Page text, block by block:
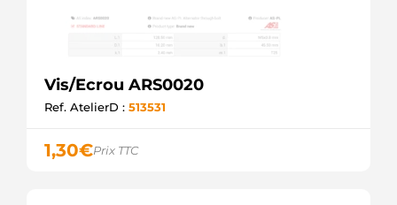
Vis/Ecrou ARS0020
Ref. AtelierD : 513531
1,30€Prix TTC